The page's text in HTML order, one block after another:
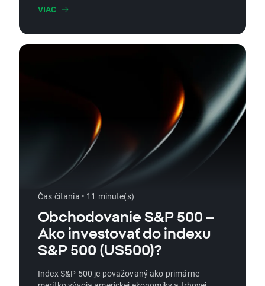
VIAC
Čas čítania • 11 minute(s)
Obchodovanie S&P 500 –
Ako investovať do indexu
S&P 500 (US500)?
Index S&P 500 je považovaný ako primárne